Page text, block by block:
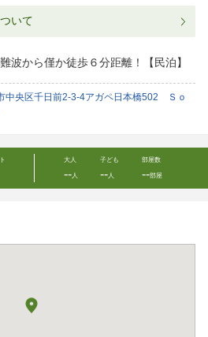
いて
波から僅か徒歩６分距離！【民泊】
中央区千日前2-3-4アガペ日本橋502 Ｓｏ
大人
--人
子ども
--人
部屋数
--部屋